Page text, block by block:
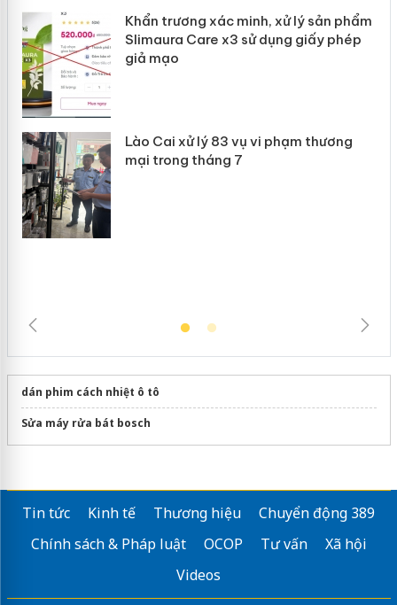
dán phim cách nhiệt ô tô
Sửa máy rửa bát bosch
Tin tức Kinh tế Thương hiệu
Chuyển động 389
Chính sách & Pháp luật
OCOP Tư vấn
Xã hội
Videos